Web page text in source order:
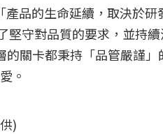
品的生命延續，取決於研
守對品質的要求，並持
關卡都秉持「品管嚴謹
。
)